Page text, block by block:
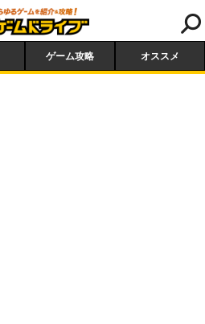
ゲーム攻略 オススメ